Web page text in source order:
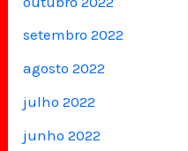
setembro 2022
agosto 2022
julho 2022
junho 2022